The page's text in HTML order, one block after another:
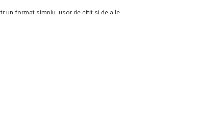
un format simplu, usor de citit si de a le